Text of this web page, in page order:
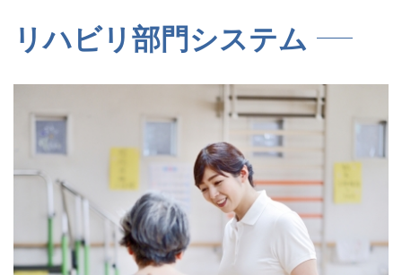
リハビリ部門システム